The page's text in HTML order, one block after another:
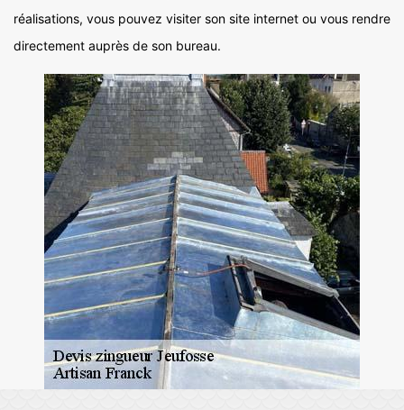
réalisations, vous pouvez visiter son site internet ou vous rendre
directement auprès de son bureau.